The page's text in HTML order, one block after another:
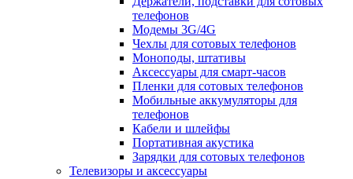
телефонов
Модемы 3G/4G
Чехлы для сотовых телефонов
Моноподы, штативы
Аксессуары для смарт-часов
Пленки для сотовых телефонов
Мобильные аккумуляторы для
телефонов
Кабели и шлейфы
Портативная акустика
Зарядки для сотовых телефонов
Телевизоры и аксессуары